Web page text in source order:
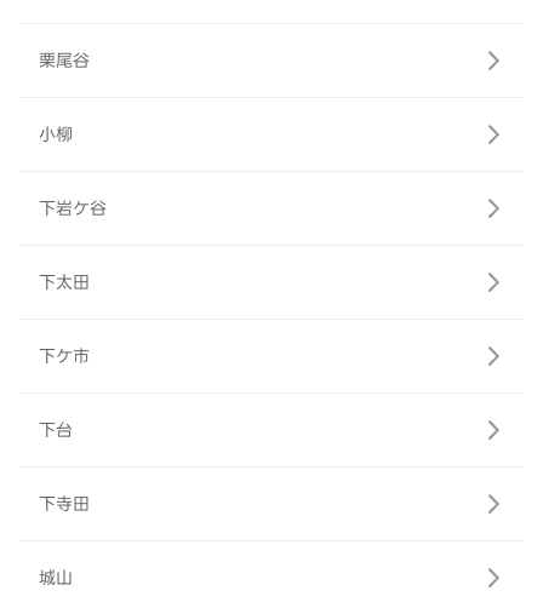
栗尾谷
小柳
下岩ケ谷
下太田
下ケ市
下台
下寺田
城山